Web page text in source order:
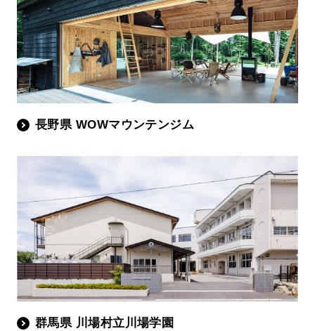
長野県 WOWマウンテンジム
群馬県 川場村立川場学園